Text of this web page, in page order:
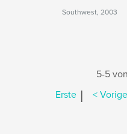
Southwest, 2003
5-5
Erste | < Vorige